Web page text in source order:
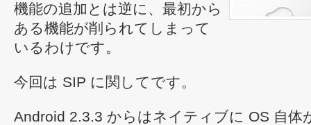
機能の追加とは逆に、最初から
ある機能が削られてしまって
いるわけです。
今回は SIP に関してです。
Android 2.3.3 からはネイティブに OS 自体